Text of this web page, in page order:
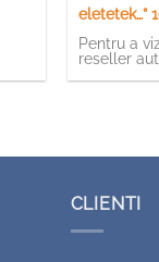
eletetek…”
Pentru a
reseller
CLIENTI